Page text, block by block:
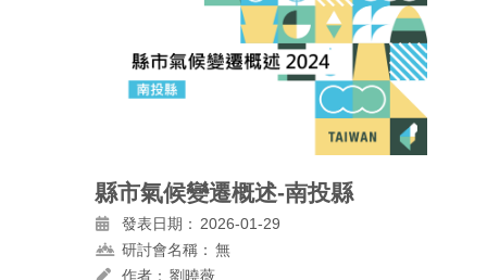
縣市氣候變遷概述-南投縣
發表日期： 2026-01-29
研討會名稱： 無
作者： 劉曉薇